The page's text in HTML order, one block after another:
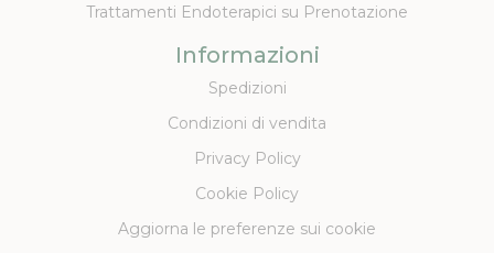
Trattamenti Endoterapici su Prenotazione
Informazioni
Spedizioni
Condizioni di vendita
Privacy Policy
Cookie Policy
Aggiorna le preferenze sui cookie